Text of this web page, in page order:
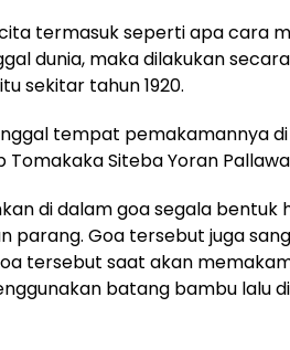
termasuk seperti apa cara
dunia, maka dilakukan
sekitar tahun 1920.
tempat pemakamannya
Siteba Yoran
di dalam goa segala
parang. Goa tersebut juga
tersebut saat akan
batang bambu lalu